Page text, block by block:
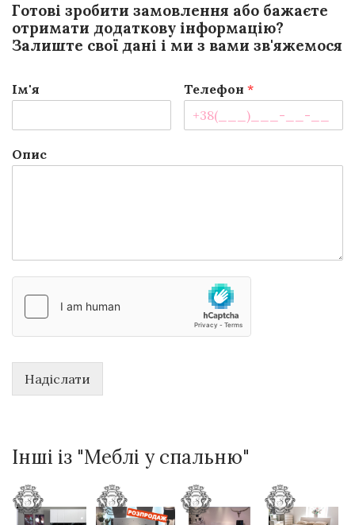
Готові зробити замовлення або бажаєте
отримати додаткову інформацію?
Залиште свої дані і ми з вами зв'яжемося
Ім'я Телефон*
Опис
Надіслати
Інші із "Меблі у спальню"